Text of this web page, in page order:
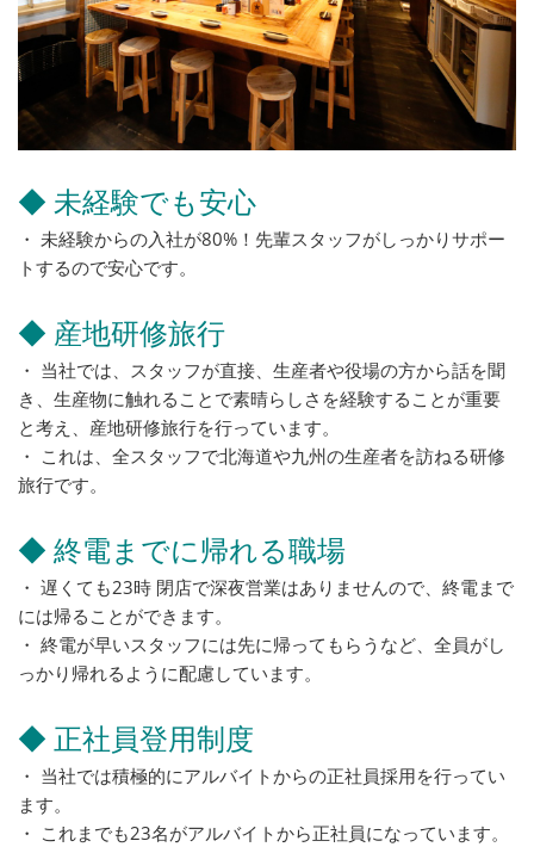
◆ 未経験でも安心
・ 未経験からの入社が80%！先輩スタッフがしっかりサポー
トするので安心です。
◆ 産地研修旅行
・ 当社では、スタッフが直接、生産者や役場の方から話を聞
き、生産物に触れることで素晴らしさを経験することが重要
と考え、産地研修旅行を行っています。
・ これは、全スタッフで北海道や九州の生産者を訪ねる研修
旅行です。
◆ 終電までに帰れる職場
・ 遅くても23時 閉店で深夜営業はありませんので、終電まで
には帰ることができます。
・ 終電が早いスタッフには先に帰ってもらうなど、全員がし
っかり帰れるように配慮しています。
◆ 正社員登用制度
・ 当社では積極的にアルバイトからの正社員採用を行ってい
ます。
・ これまでも23名がアルバイトから正社員になっています。